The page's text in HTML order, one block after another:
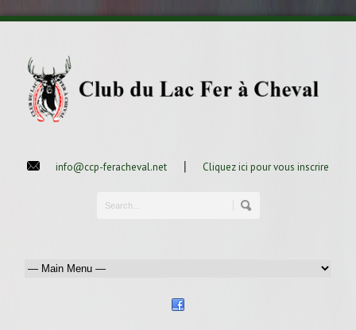
info@ccp-feracheval.net | Cliquez ici pour vous inscrire